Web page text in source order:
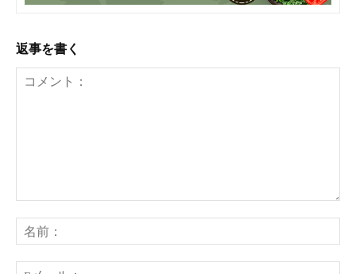
返事を書く
ン
ト：
前